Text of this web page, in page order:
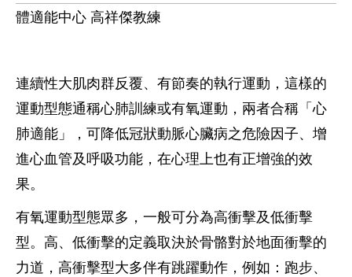
體適能中心 高祥傑教練
連續性大肌肉群反覆、有節奏的執行運動，這樣的
運動型態通稱心肺訓練或有氧運動，兩者合稱「心
肺適能」，可降低冠狀動脈心臟病之危險因子、增
進心血管及呼吸功能，在心理上也有正增強的效
果。
有氧運動型態眾多，一般可分為高衝擊及低衝擊
型。高、低衝擊的定義取決於骨骼對於地面衝擊的
力道，高衝擊型大多伴有跳躍動作，例如：跑步、